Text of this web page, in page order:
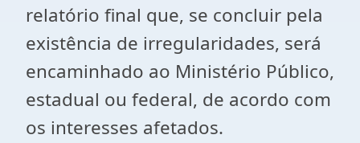
relatório final que, se concluir pela
existência de irregularidades, será
encaminhado ao Ministério Público,
estadual ou federal, de acordo com
os interesses afetados.